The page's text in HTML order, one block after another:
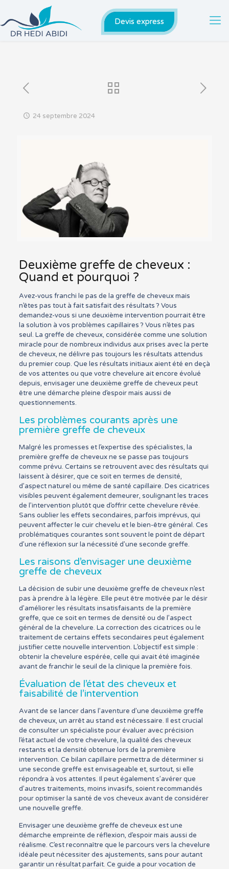
Devis express
24 septembre 2024
Deuxième greffe de cheveux :
Quand et pourquoi ?
Avez-vous franchi le pas de la greffe de cheveux mais
n’êtes pas tout à fait satisfait des résultats ? Vous
demandez-vous si une deuxième intervention pourrait être
la solution à vos problèmes capillaires ? Vous n’êtes pas
seul. La greffe de cheveux, considérée comme une solution
miracle pour de nombreux individus aux prises avec la perte
de cheveux, ne délivre pas toujours les résultats attendus
du premier coup. Que les résultats initiaux aient été en deçà
de vos attentes ou que votre chevelure ait encore évolué
depuis, envisager une deuxième greffe de cheveux peut
être une démarche pleine d’espoir mais aussi de
questionnements.
Les problèmes courants après une
première greffe de cheveux
Malgré les promesses et l’expertise des spécialistes, la
première greffe de cheveux ne se passe pas toujours
comme prévu. Certains se retrouvent avec des résultats qui
laissent à désirer, que ce soit en termes de densité,
d’aspect naturel ou même de santé capillaire. Des cicatrices
visibles peuvent également demeurer, soulignant les traces
de l’intervention plutôt que d’offrir cette chevelure rêvée.
Sans oublier les effets secondaires, parfois imprévus, qui
peuvent affecter le cuir chevelu et le bien-être général. Ces
problématiques courantes sont souvent le point de départ
d’une réflexion sur la nécessité d’une seconde greffe.
Les raisons d’envisager une deuxième
greffe de cheveux
La décision de subir une deuxième greffe de cheveux n’est
pas à prendre à la légère. Elle peut être motivée par le désir
d’améliorer les résultats insatisfaisants de la première
greffe, que ce soit en termes de densité ou de l’aspect
général de la chevelure. La correction des cicatrices ou le
traitement de certains effets secondaires peut également
justifier cette nouvelle intervention. L’objectif est simple :
obtenir la chevelure espérée, celle qui avait été imaginée
avant de franchir le seuil de la clinique la première fois.
Évaluation de l’état des cheveux et
faisabilité de l’intervention
Avant de se lancer dans l’aventure d’une deuxième greffe
de cheveux, un arrêt au stand est nécessaire. Il est crucial
de consulter un spécialiste pour évaluer avec précision
l’état actuel de votre chevelure, la qualité des cheveux
restants et la densité obtenue lors de la première
intervention. Ce bilan capillaire permettra de déterminer si
une seconde greffe est envisageable et, surtout, si elle
répondra à vos attentes. Il peut également s’avérer que
d’autres traitements, moins invasifs, soient recommandés
pour optimiser la santé de vos cheveux avant de considérer
une nouvelle greffe.
Envisager une deuxième greffe de cheveux est une
démarche empreinte de réflexion, d’espoir mais aussi de
réalisme. C’est reconnaître que le parcours vers la chevelure
idéale peut nécessiter des ajustements, sans pour autant
garantir un résultat parfait. Ce guide a pour vocation de